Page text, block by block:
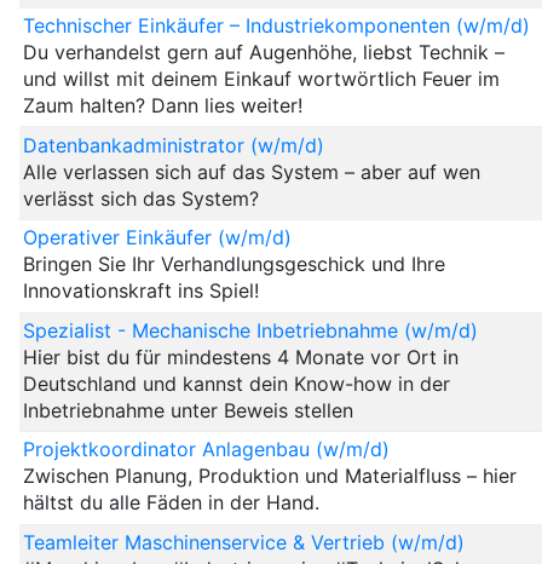
Technischer Einkäufer – Industriekomponenten (w/m/d)
Du verhandelst gern auf Augenhöhe, liebst Technik –
und willst mit deinem Einkauf wortwörtlich Feuer im
Zaum halten? Dann lies weiter!
Datenbankadministrator (w/m/d)
Alle verlassen sich auf das System – aber auf wen
verlässt sich das System?
Operativer Einkäufer (w/m/d)
Bringen Sie Ihr Verhandlungsgeschick und Ihre
Innovationskraft ins Spiel!
Spezialist - Mechanische Inbetriebnahme (w/m/d)
Hier bist du für mindestens 4 Monate vor Ort in
Deutschland und kannst dein Know-how in der
Inbetriebnahme unter Beweis stellen
Projektkoordinator Anlagenbau (w/m/d)
Zwischen Planung, Produktion und Materialfluss – hier
hältst du alle Fäden in der Hand.
Teamleiter Maschinenservice & Vertrieb (w/m/d)